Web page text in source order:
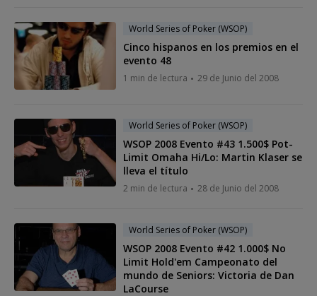
World Series of Poker (WSOP)
Cinco hispanos en los premios en el
evento 48
1 min de lectura 29 de Junio del 2008
World Series of Poker (WSOP)
WSOP 2008 Evento #43 1.500$ Pot-
Limit Omaha Hi/Lo: Martin Klaser se
lleva el título
2 min de lectura 28 de Junio del 2008
World Series of Poker (WSOP)
WSOP 2008 Evento #42 1.000$ No
Limit Hold'em Campeonato del
mundo de Seniors: Victoria de Dan
LaCourse